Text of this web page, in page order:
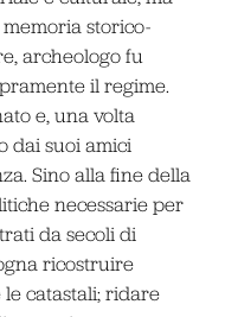
storico-
archeologo fu
il regime.
e, una volta
dai suoi amici
Sino alla fine della
necessarie per
da secoli di
ricostruire
catastali; ridare